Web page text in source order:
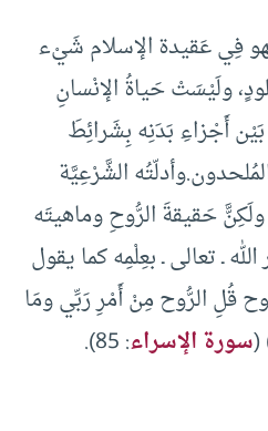
فهو فِي عَقيدة الإسلام شَيْء
ولَيْسَتْ حَياةُ الإنْسانِ
أَجْزاءِ بَدَنِه بِشَرائِطَ
الشَّرْعِيَّة
حَقيقةَ الرُّوحِ وماهيتَه
ـ تعالى ـ بعِلْمِه كما يقول
قُلِ الرُّوح مِنْ أَمْرِ رَبِّي ومَا
(سورة الإسراء: 85).